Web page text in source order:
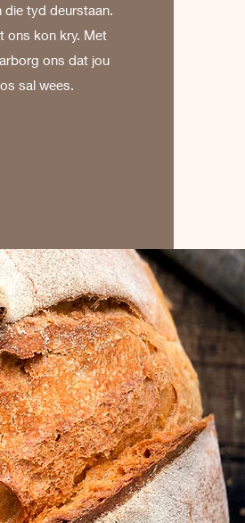
tyd deurstaan.
ons kon kry. Met
ons dat jou
sal wees.